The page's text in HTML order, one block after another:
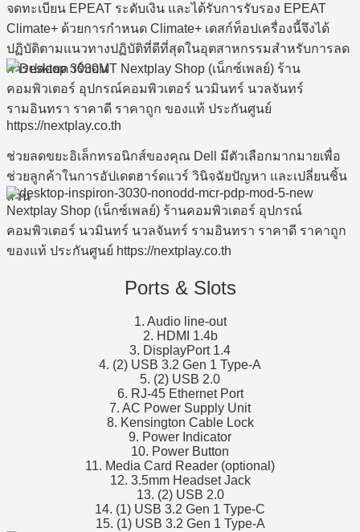
จดทะเบียน EPEAT ระดับเงิน และได้รับการรับรอง EPEAT
Climate+ ด้วยการกำหนด Climate+ เดสก์ท็อปเครื่องนี้จึงได้
ปฏิบัติตามแนวทางปฏิบัติที่ดีที่สุดในอุตสาหกรรมสำหรับการลด
การปล่อยคาร์บอน
ช่วยลดขยะอิเล็กทรอนิกส์ของคุณ Dell มีตัวเลือกมากมายเพื่อ
ช่วยลูกค้าในการอัปเดตฮาร์ดแวร์ วินิจฉัยปัญหา และเปลี่ยนชิ้น
ส่วน
Ports & Slots
1. Audio line-out
2. HDMI 1.4b
3. DisplayPort 1.4
4. (2) USB 3.2 Gen 1 Type-A
5. (2) USB 2.0
6. RJ-45 Ethernet Port
7. AC Power Supply Unit
8. Kensington Cable Lock
9. Power Indicator
10. Power Button
11. Media Card Reader (optional)
12. 3.5mm Headset Jack
13. (2) USB 2.0
14. (1) USB 3.2 Gen 1 Type-C
15. (1) USB 3.2 Gen 1 Type-A